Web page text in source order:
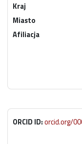
Kraj
Miasto
Afiliacja
ORCID ID:orcid.org/